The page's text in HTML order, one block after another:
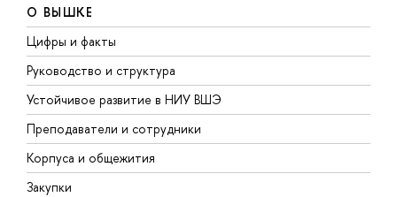
О ВЫШКЕ
Цифры и факты
Руководство и структура
Устойчивое развитие в НИУ ВШЭ
Преподаватели и сотрудники
Корпуса и общежития
Закупки